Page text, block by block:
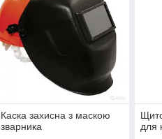
Каска захисна з маскою
зварника
для